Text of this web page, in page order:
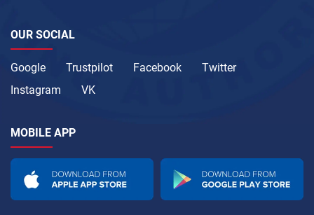
OUR SOCIAL
Google Trustpilot Facebook
Twitter
Instagram
VK
MOBILE APP